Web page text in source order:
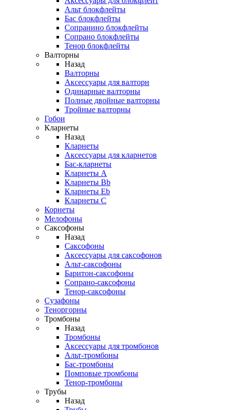
Альт блокфлейты
Бас блокфлейты
Сопранино блокфлейты
Сопрано блокфлейты
Тенор блокфлейты
Валторны
Назад
Валторны
Аксессуары для валторн
Одинарные валторны
Полные двойные валторны
Тройные валторны
Гобои
Кларнеты
Назад
Кларнеты
Аксессуары для кларнетов
Бас-кларнеты
Кларнеты A
Кларнеты Bb
Кларнеты Eb
Кларнеты С
Корнеты
Мелофоны
Саксофоны
Назад
Саксофоны
Аксессуары для саксофонов
Альт-саксофоны
Баритон-саксофоны
Сопрано-саксофоны
Тенор-саксофоны
Сузафоны
Теноргорны
Тромбоны
Назад
Тромбоны
Аксессуары для тромбонов
Альт-тромбоны
Бас-тромбоны
Помповые тромбоны
Тенор-тромбоны
Трубы
Назад